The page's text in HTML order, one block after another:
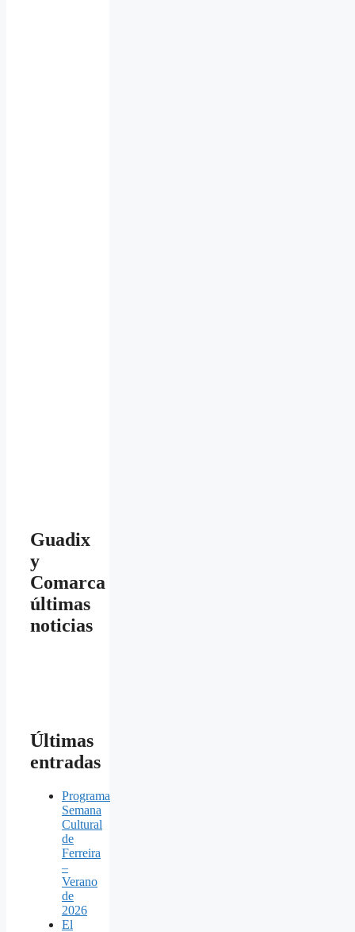
Guadix
y
Comarca
últimas
noticias
Últimas
entradas
Programa
Semana
Cultural
de
Ferreira
–
Verano
de
2026
El